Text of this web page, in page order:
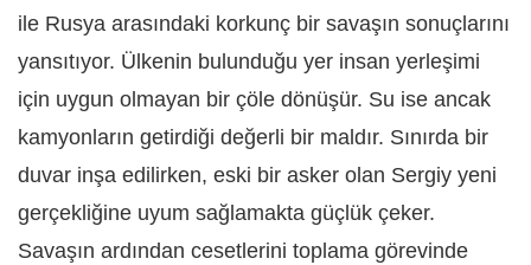
ile Rusya arasındaki korkunç bir savaşın sonuçlarını
yansıtıyor. Ülkenin bulunduğu yer insan yerleşimi
için uygun olmayan bir çöle dönüşür. Su ise ancak
kamyonların getirdiği değerli bir maldır. Sınırda bir
duvar inşa edilirken, eski bir asker olan Sergiy yeni
gerçekliğine uyum sağlamakta güçlük çeker.
Savaşın ardından cesetlerini toplama görevinde